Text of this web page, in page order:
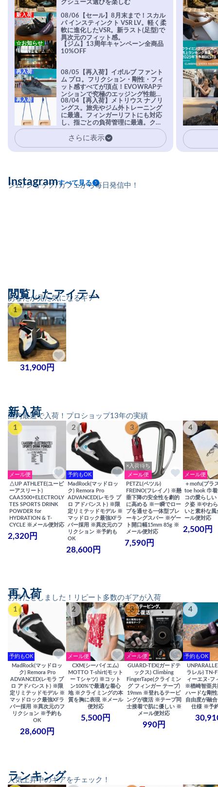
グシューズ選びを楽しむ
08/06【セール】8月末まで！スカル
パ インスティンクト VSR LV。軽く柔
軟に進化したVSR。新ラスト(足型)で
異次元のフィット感。
新入荷
【ジム】13周年キャンペーン全商品
10%OFF
☆お知らせ
08/05【再入荷】イボルブ ファント
ム プロ。フリクション・剛性・フィ
ット感すべてが頂点！EVOWRAPテ
ンションで究極のエッジング性能を
実現。進化系ラバーEvo-74はTRAX
を凌駕する粘着力で極小ホールドに
安心感。
再入荷
08/04【再入荷】メトリウス ナノリ
ングス。旅先やジム外トレーニング
に最適。フィンガーリフトにも対応
し、指ごとの負荷管理に最適。クラ
イマーの指を本気で鍛えるギア。
再入荷
さらに表示
ジム/ショップ/カフェから毎日発信中！
Instagramすべて見る
あなたが見た気になるギア
閲覧したアイテム
1
31,900円
国内最速で入荷！プロショップ13年の実績
新入荷
1
メール便
△UP ATHLETE(ユーピ
ーアスリート)
CAA5500+ELECTROLY
TES SPORTS DRINK
POWDER for
HYDRATION & T-
CYCLE ※メール便対応
2,320円
2
予約もOK
MadRock(マッドロッ
ク) Remora Pro
ADVANCED(レモラ プ
ロ アドバンスト) ※限
定リミテッドモデル ※
マッドロック最強XFラ
バー採用 ※異次元のフ
リクション ※予約も
OK
28,600円
3
×入荷待ち
メール便
PETZL(ペツル)
FREINO(フレイノ) ※懸
垂下降の安全性を劇的
に高める ※一瞬でロー
プを通せる一体型ブレ
ーキングスパー ※ゲー
ト開口幅15mm 85g ※
メール便対応
7,590円
4
メール便
＋mofu(プラ
toe hook 巾
コの愛らしい
ク姿 ※やわ
いと素朴な
ール便対応
2,500円
お待たせしました！リピート多数のギアが入荷
再入荷
1
予約もOK
MadRock(マッドロッ
ク) Remora Pro
ADVANCED(レモラ プ
ロ アドバンスト) ※限
定リミテッドモデル ※
マッドロック最強XFラ
バー採用 ※異次元のフ
リクション ※予約も
OK
28,600円
2
メール便
CXM(シーバイエム)
MOTTO T-shirt(モット
ー Tシャツ) ※コット
ン100%で最適な着心
地 ※クライミングの本
質を胸に表現 ※メール
便対応
5,500円
3
メール便
GUARD-TEX(ガードテ
ックス) Climbing
FingerTape(クライミン
グ フィンガー テープ)
19mm ※登れるテーピ
ングが復活 ※テープ同
士接着で肌に優しい ※
メール便対応
990円
4
予約もOK
ラレル) TN-
ィーエヌ-フ
※楢崎智亜
ハードな剛
自由度が融
仕様 ※予
人気上昇中のギアをチェック！
ランキング